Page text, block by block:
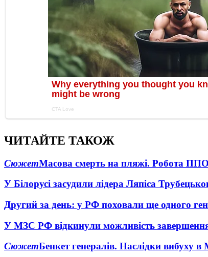
ЧИТАЙТЕ ТАКОЖ
СюжетМасова смерть на пляжі. Робота ППО
У Білорусі засудили лідера Ляпіса
Другий за день: у РФ поховали ще одного
У МЗС РФ відкинули можливість
СюжетБенкет генералів. Наслідки вибуху в